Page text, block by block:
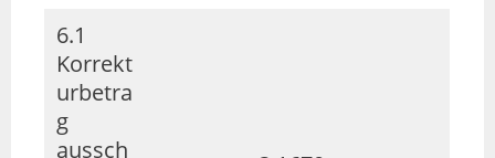
6.1
Korrekt
urbetra
g
aussch